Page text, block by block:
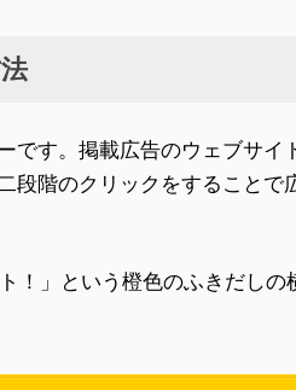
です。掲載広告のウェブサイ
段階のクリックをすること
！」という橙色のふきだしの